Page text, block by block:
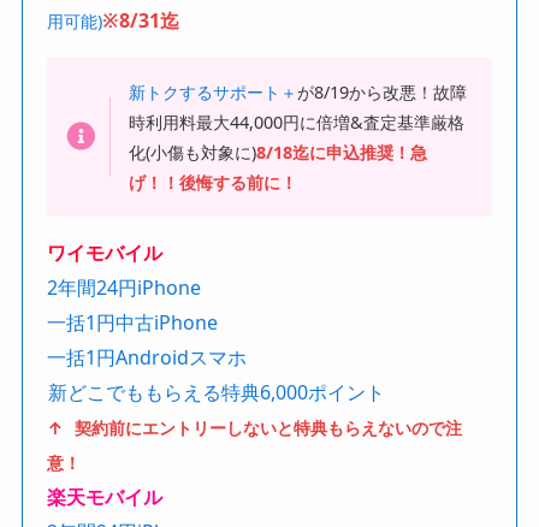
用可能)※8/31迄
新トクするサポート＋が8/19から改悪！故障
時利用料最大44,000円に倍増&査定基準厳格
化(小傷も対象に)8/18迄に申込推奨！急
げ！！後悔する前に！
ワイモバイル
2年間24円iPhone
一括1円中古iPhone
一括1円Androidスマホ
新どこでももらえる特典6,000ポイント
↑ 契約前にエントリーしないと特典もらえないので注
意！
楽天モバイル